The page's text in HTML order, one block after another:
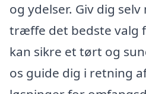
og ydelser. Giv dig
træffe det bedste valg
kan sikre et tørt og
os guide dig i retning